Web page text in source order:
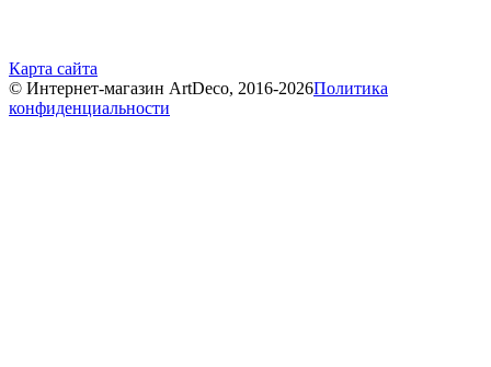
Карта сайта
© Интернет-магазин ArtDeco, 2016-2026Политика
конфиденциальности